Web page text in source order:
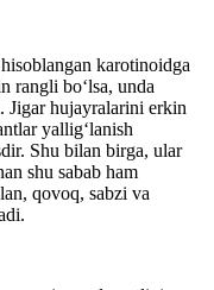
karotinoidga
rangli bo‘lsa, unda
Jigar hujayralarini erkin
yallig‘lanish
Shu bilan birga, ular
shu sabab ham
qovoq, sabzi va